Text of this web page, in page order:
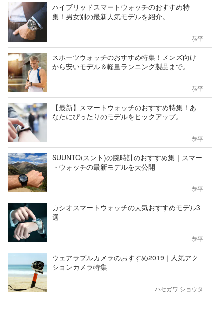
ハイブリッドスマートウォッチのおすすめ特
集！男女別の最新人気モデルを紹介。
恭平
スポーツウォッチのおすすめ特集！メンズ向け
から安いモデル＆軽量ランニング製品まで。
恭平
【最新】スマートウォッチのおすすめ特集！あ
なたにぴったりのモデルをピックアップ。
恭平
SUUNTO(スント)の腕時計のおすすめ集｜スマー
トウォッチの最新モデルを大公開
恭平
カシオスマートウォッチの人気おすすめモデル3
選
恭平
ウェアラブルカメラのおすすめ2019｜人気アク
ションカメラ特集
ハセガワ ショウタ